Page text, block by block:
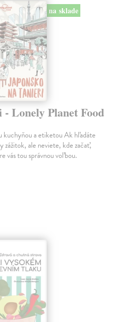
na sklade
Lonely Planet Food
kuchyňou a etiketou Ak hľadáte
ale neviete, kde začať,
vás tou správnou voľbou.